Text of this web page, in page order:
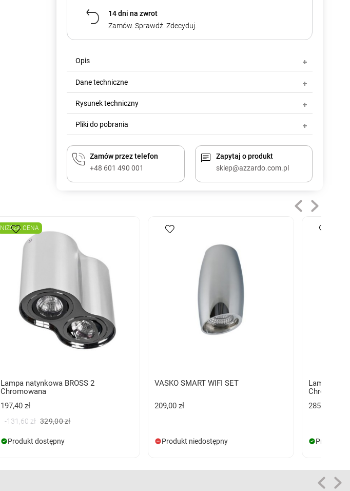
14 dni na zwrot
Zamów. Sprawdź. Zdecyduj.
Opis
Dane techniczne
Rysunek techniczny
Pliki do pobrania
Zamów przez telefon
+48 601 490 001
Zapytaj o produkt
sklep@azzardo.com.pl
NIŻSZA CENA
Lampa natynkowa BROSS 2
Chromowana
197,40 zł
-131,60 zł 329,00 zł
Produkt dostępny
VASKO SMART WIFI SET
209,00 zł
Produkt niedostępny
Lampa
285,00 zł
Produkt